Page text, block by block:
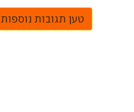
טען תגובות נוספות